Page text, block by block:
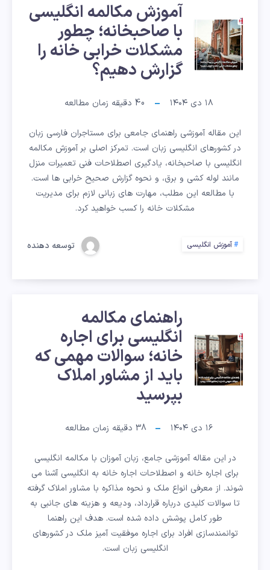
آموزش
مکالمه
انگلیسی
با
صاحبخانه؛
چطور
مشکلات
خرابی
خانه
را
گزارش
دهیم؟
آموزش مکالمه انگلیسی
با صاحبخانه؛ چطور
مشکلات خرابی خانه را
گزارش دهیم؟
۱۸ دی ۱۴۰۴ 40 دقیقه زمان مطالعه
این مقاله آموزشی راهنمای جامعی برای مستاجران فارسی زبان
در کشورهای انگلیسی زبان است. تمرکز اصلی بر آموزش مکالمه
انگلیسی با صاحبخانه، یادگیری اصطلاحات فنی تعمیرات منزل
مانند لوله کشی و برق، و نحوه گزارش صحیح خرابی ها است.
با مطالعه این مطلب، مهارت های زبانی لازم برای مدیریت
مشکلات خانه را کسب خواهید کرد.
آموزش انگلیسی توسعه دهنده
راهنمای
مکالمه
انگلیسی
برای
اجاره
خانه؛
سوالات
مهمی
راهنمای مکالمه
انگلیسی برای اجاره
خانه؛ سوالات مهمی که
باید از مشاور املاک
بپرسید
۱۶ دی ۱۴۰۴ 38 دقیقه زمان مطالعه
در این مقاله آموزشی جامع، زبان آموزان با مکالمه انگلیسی
برای اجاره خانه و اصطلاحات اجاره خانه به انگلیسی آشنا می
شوند. از معرفی انواع ملک و نحوه مذاکره با مشاور املاک گرفته
تا سوالات کلیدی درباره قرارداد، ودیعه و هزینه های جانبی به
طور کامل پوشش داده شده است. هدف این راهنما
توانمندسازی افراد برای اجاره موفقیت آمیز ملک در کشورهای
انگلیسی زبان است.